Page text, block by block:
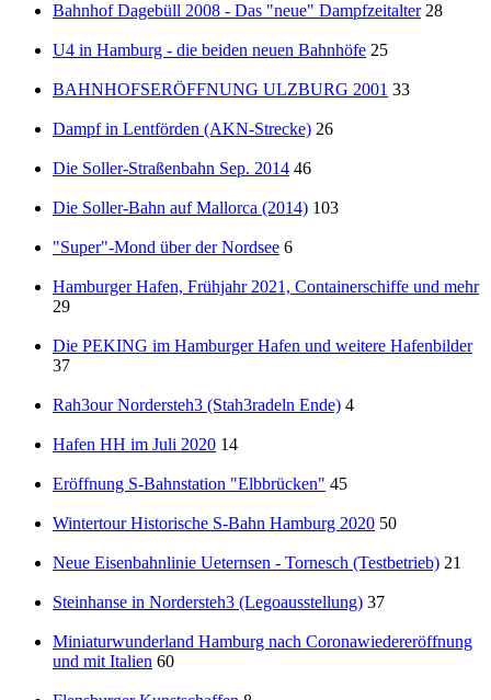
Bahnhof Dagebüll 2008 - Das "neue" Dampfzeitalter 28
U4 in Hamburg - die beiden neuen Bahnhöfe 25
BAHNHOFSERÖFFNUNG ULZBURG 2001 33
Dampf in Lentförden (AKN-Strecke) 26
Die Soller-Straßenbahn Sep. 2014 46
Die Soller-Bahn auf Mallorca (2014) 103
"Super"-Mond über der Nordsee 6
Hamburger Hafen, Frühjahr 2021, Containerschiffe und mehr
29
Die PEKING im Hamburger Hafen und weitere Hafenbilder
37
Rah3our Nordersteh3 (Stah3radeln Ende) 4
Hafen HH im Juli 2020 14
Eröffnung S-Bahnstation "Elbbrücken" 45
Wintertour Historische S-Bahn Hamburg 2020 50
Neue Eisenbahnlinie Ueternsen - Tornesch (Testbetrieb) 21
Steinhanse in Nordersteh3 (Legoausstellung) 37
Miniaturwunderland Hamburg nach Coronawiedereröffnung
und mit Italien 60